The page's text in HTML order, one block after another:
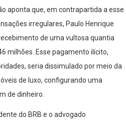
aponta que, em contrapartida a esse
irregulares, Paulo Henrique
de uma vultosa quantia
milhões. Esse pagamento ilícito,
seria dissimulado por meio da
de luxo, configurando uma
de dinheiro.
do BRB e o advogado